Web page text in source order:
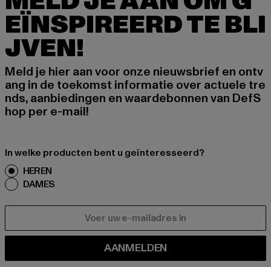
EÏNSPIREERD TE BLI
JVEN!
Meld je hier aan voor onze nieuwsbrief en ontv
ang in de toekomst informatie over actuele tre
nds, aanbiedingen en waardebonnen van DefS
hop per e-mail!
In welke producten bent u geïnteresseerd?
HEREN
DAMES
AANMELDEN